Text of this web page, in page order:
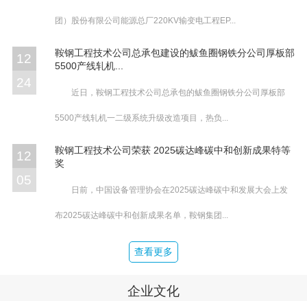
团）股份有限公司能源总厂220KV输变电工程EP...
12
24
鞍钢工程技术公司总承包建设的鲅鱼圈钢铁分公司厚板部
5500产线轧机...
近日，鞍钢工程技术公司总承包的鲅鱼圈钢铁分公司厚板部
5500产线轧机一二级系统升级改造项目，热负...
12
05
鞍钢工程技术公司荣获 2025碳达峰碳中和创新成果特等
奖
日前，中国设备管理协会在2025碳达峰碳中和发展大会上发
布2025碳达峰碳中和创新成果名单，鞍钢集团...
查看更多
企业文化